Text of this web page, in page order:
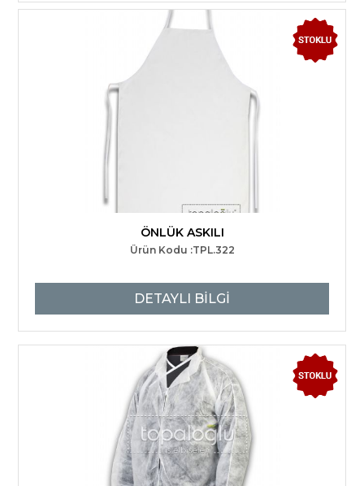
ÖNLÜK ASKILI
Ürün Kodu :TPL.322
DETAYLI BİLGİ